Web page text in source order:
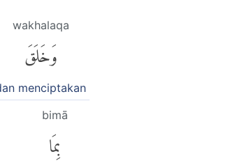
wakhalaqa
وَخَلَقَ
menciptakan
bimā
بِمَا